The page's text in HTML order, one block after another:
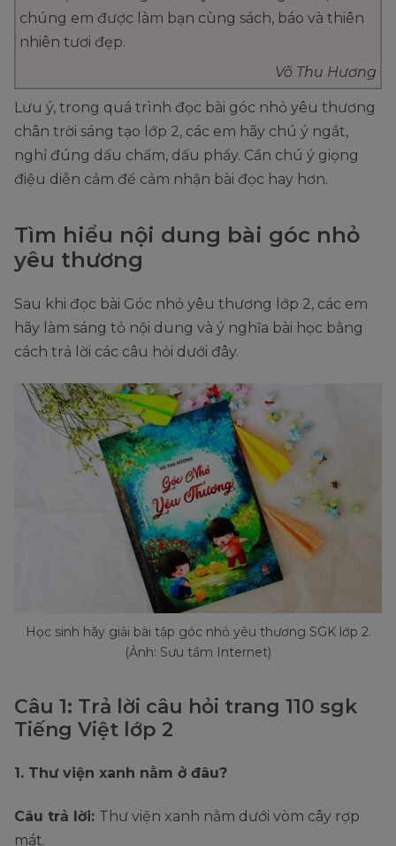
chúng em được làm bạn cùng sách, báo và thiên
nhiên tươi đẹp.
Võ Thu Hương
Lưu ý, trong quá trình đọc bài góc nhỏ yêu thương
chân trời sáng tạo lớp 2, các em hãy chú ý ngắt,
nghỉ đúng dấu chấm, dấu phẩy. Cần chú ý giọng
điệu diễn cảm để cảm nhận bài đọc hay hơn.
Tìm hiểu nội dung bài góc nhỏ
yêu thương
Sau khi đọc bài Góc nhỏ yêu thương lớp 2, các em
hãy làm sáng tỏ nội dung và ý nghĩa bài học bằng
cách trả lời các câu hỏi dưới đây.
Học sinh hãy giải bài tập góc nhỏ yêu thương SGK lớp 2.
(Ảnh: Sưu tầm Internet)
Câu 1: Trả lời câu hỏi trang 110 sgk
Tiếng Việt lớp 2
1. Thư viện xanh nằm ở đâu?
Câu trả lời: Thư viện xanh nằm dưới vòm cây rợp
mát.